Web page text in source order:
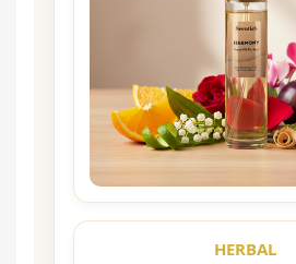
HERBAL